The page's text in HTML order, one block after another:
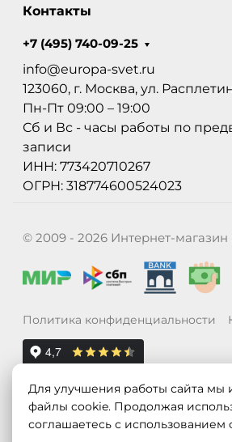
Контакты
+7 (495) 740-09-25
info@europa-svet.ru
123060, г. Москва, ул.
Пн-Пт 09:00 – 19:00
Сб и Вс - часы работы по
записи
ИНН: 773420710267
ОГРН: 318774600524023
© 2009 - 2026 Интернет-
Политика конфиденциальности
Для улучшения работы сайта мы
файлы cookie. Продолжая
соглашаетесь с использованием